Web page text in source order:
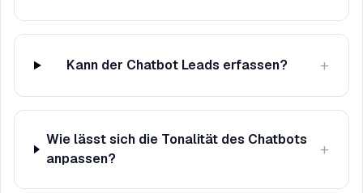
Kann der Chatbot Leads erfassen? +
Wie lässt sich die Tonalität des Chatbots
anpassen?
+